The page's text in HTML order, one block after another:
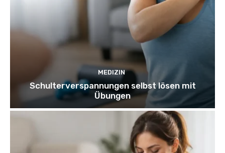
MEDIZIN
Schulterverspannungen selbst lösen mit
Übungen